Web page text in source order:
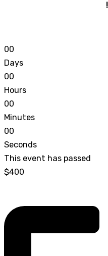
00
Days
00
Hours
00
Minutes
00
Seconds
This event has passed
$400